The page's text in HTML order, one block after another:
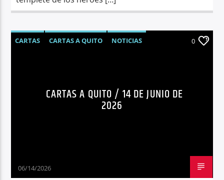
CARTAS CARTAS A QUITO
NOTICIAS
0
CARTAS A QUITO / 14 DE JUNIO DE
2026
06/14/2026